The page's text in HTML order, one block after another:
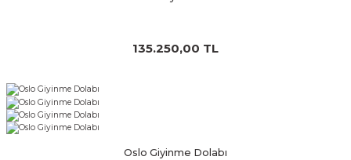
135.250,00 TL
Oslo Giyinme Dolabı